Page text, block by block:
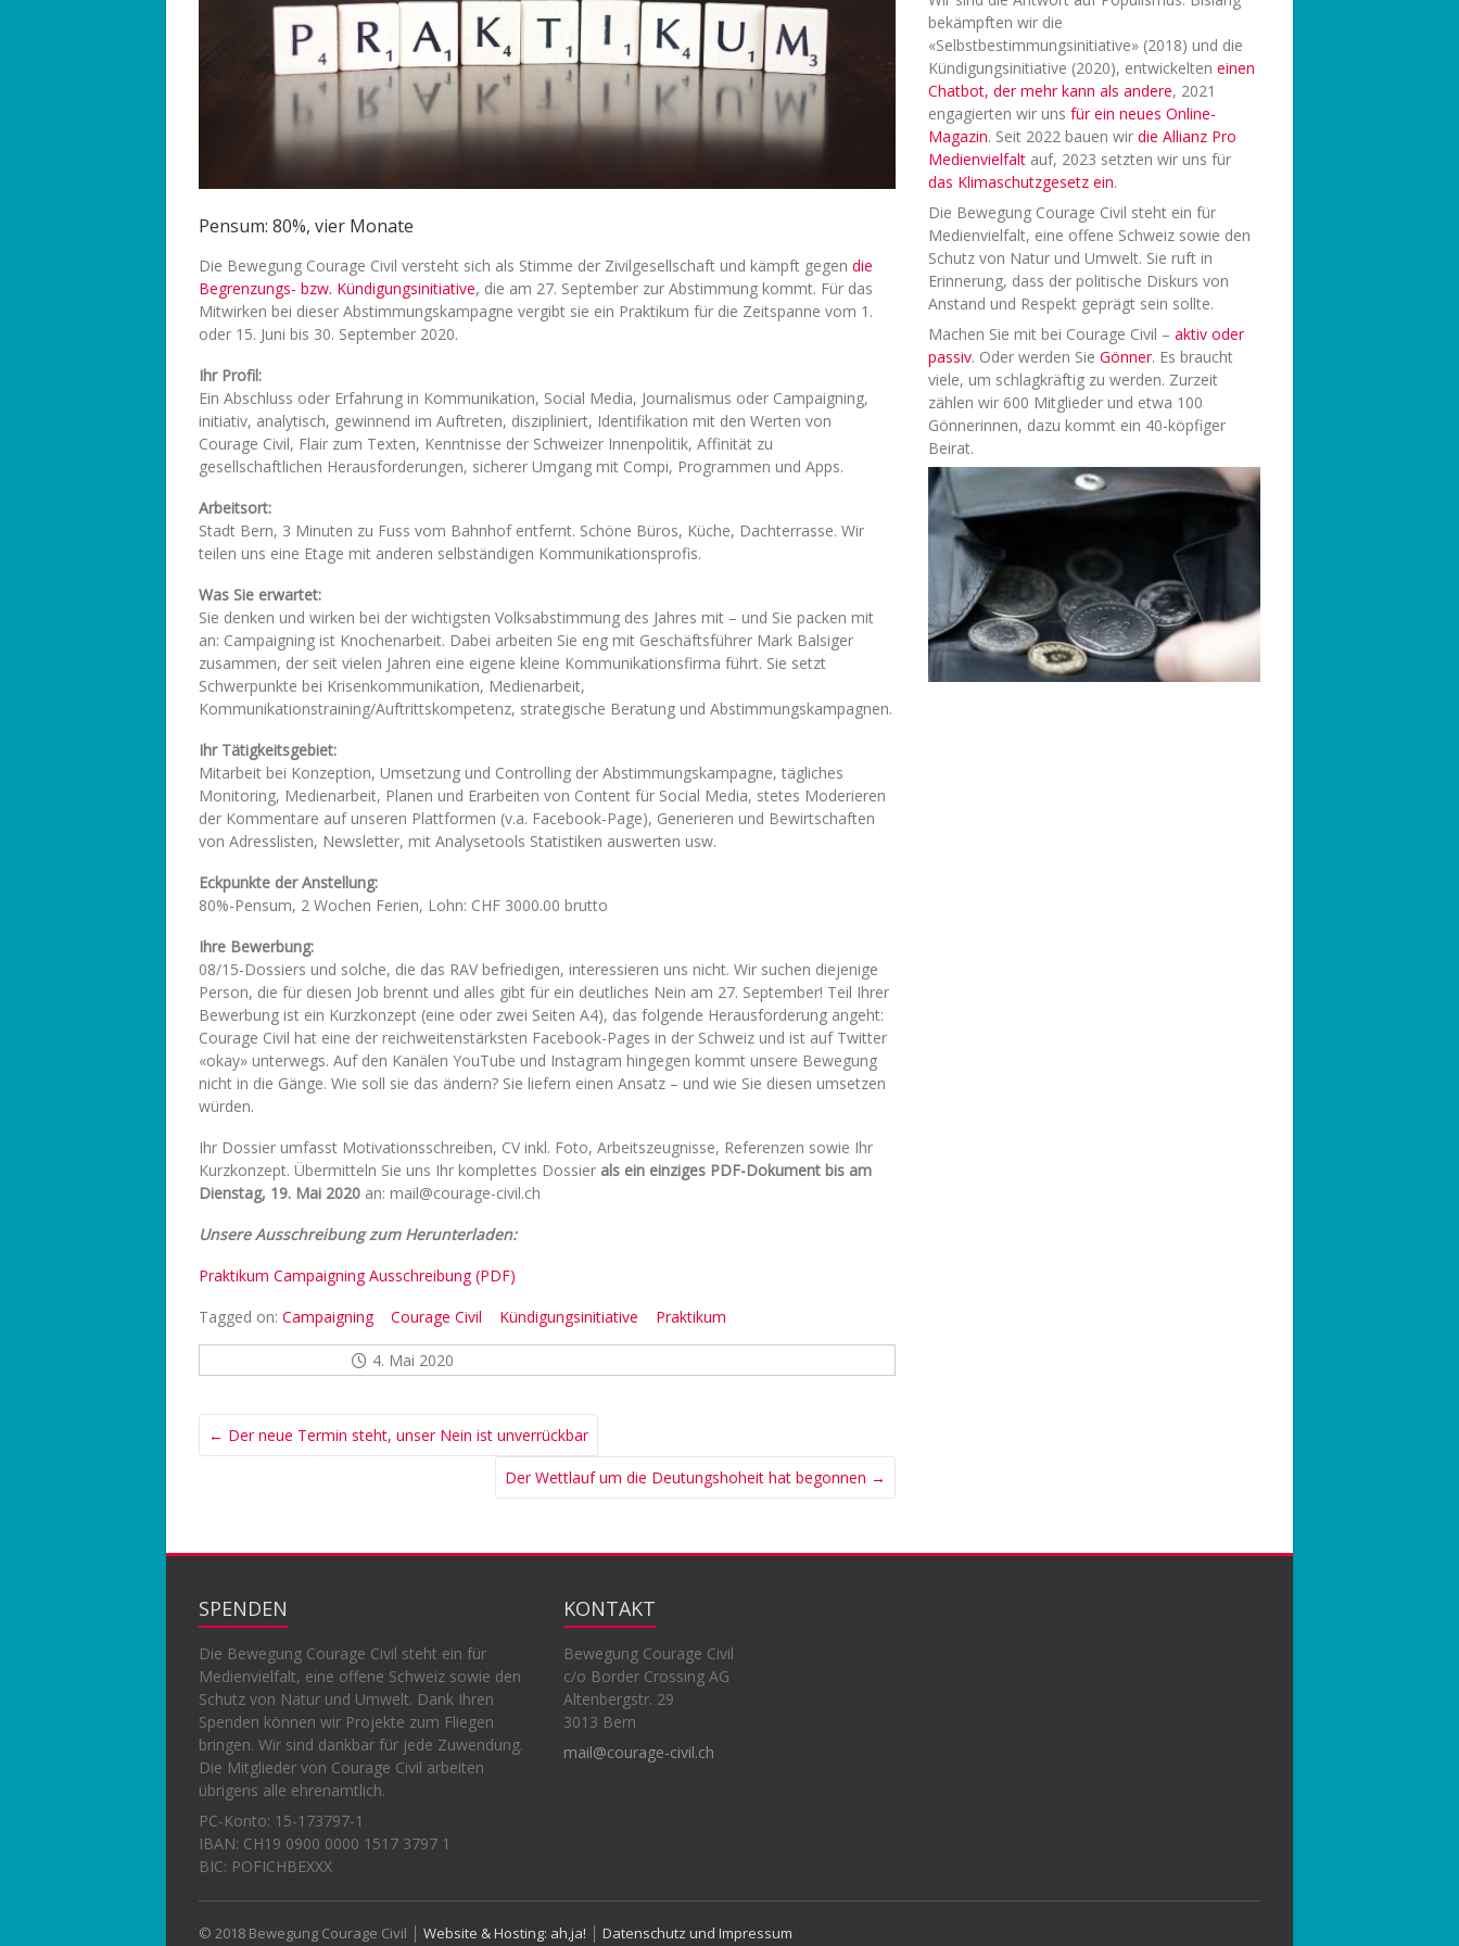
Pensum: 80%, vier Monate
Die Bewegung Courage Civil versteht sich als Stimme der Zivilgesellschaft und kämpft gegen die
Begrenzungs- bzw. Kündigungsinitiative, die am 27. September zur Abstimmung kommt. Für das
Mitwirken bei dieser Abstimmungskampagne vergibt sie ein Praktikum für die Zeitspanne vom 1.
oder 15. Juni bis 30. September 2020.
Ihr Profil:
Ein Abschluss oder Erfahrung in Kommunikation, Social Media, Journalismus oder Campaigning,
initiativ, analytisch, gewinnend im Auftreten, diszipliniert, Identifikation mit den Werten von
Courage Civil, Flair zum Texten, Kenntnisse der Schweizer Innenpolitik, Affinität zu
gesellschaftlichen Herausforderungen, sicherer Umgang mit Compi, Programmen und Apps.
Arbeitsort:
Stadt Bern, 3 Minuten zu Fuss vom Bahnhof entfernt. Schöne Büros, Küche, Dachterrasse. Wir
teilen uns eine Etage mit anderen selbständigen Kommunikationsprofis.
Was Sie erwartet:
Sie denken und wirken bei der wichtigsten Volksabstimmung des Jahres mit – und Sie packen mit
an: Campaigning ist Knochenarbeit. Dabei arbeiten Sie eng mit Geschäftsführer Mark Balsiger
zusammen, der seit vielen Jahren eine eigene kleine Kommunikationsfirma führt. Sie setzt
Schwerpunkte bei Krisenkommunikation, Medienarbeit,
Kommunikationstraining/Auftrittskompetenz, strategische Beratung und Abstimmungskampagnen.
Ihr Tätigkeitsgebiet:
Mitarbeit bei Konzeption, Umsetzung und Controlling der Abstimmungskampagne, tägliches
Monitoring, Medienarbeit, Planen und Erarbeiten von Content für Social Media, stetes Moderieren
der Kommentare auf unseren Plattformen (v.a. Facebook-Page), Generieren und Bewirtschaften
von Adresslisten, Newsletter, mit Analysetools Statistiken auswerten usw.
Eckpunkte der Anstellung:
80%-Pensum, 2 Wochen Ferien, Lohn: CHF 3000.00 brutto
Ihre Bewerbung:
08/15-Dossiers und solche, die das RAV befriedigen, interessieren uns nicht. Wir suchen diejenige
Person, die für diesen Job brennt und alles gibt für ein deutliches Nein am 27. September! Teil Ihrer
Bewerbung ist ein Kurzkonzept (eine oder zwei Seiten A4), das folgende Herausforderung angeht:
Courage Civil hat eine der reichweitenstärksten Facebook-Pages in der Schweiz und ist auf Twitter
«okay» unterwegs. Auf den Kanälen YouTube und Instagram hingegen kommt unsere Bewegung
nicht in die Gänge. Wie soll sie das ändern? Sie liefern einen Ansatz – und wie Sie diesen umsetzen
würden.
Ihr Dossier umfasst Motivationsschreiben, CV inkl. Foto, Arbeitszeugnisse, Referenzen sowie Ihr
Kurzkonzept. Übermitteln Sie uns Ihr komplettes Dossier als ein einziges PDF-Dokument bis am
Dienstag, 19. Mai 2020 an: mail@courage-civil.ch
Unsere Ausschreibung zum Herunterladen:
Praktikum Campaigning Ausschreibung (PDF)
Tagged on: Campaigning Courage Civil Kündigungsinitiative Praktikum
4. Mai 2020
← Der neue Termin steht, unser Nein ist unverrückbar
Der Wettlauf um die Deutungshoheit hat begonnen →
bekämpften wir die
«Selbstbestimmungsinitiative» (2018) und die
Kündigungsinitiative (2020), entwickelteneinen
Chatbot, der mehr kann als andere, 2021
engagierten wir unsfür ein neues Online-
Magazin. Seit 2022 bauen wirdie Allianz Pro
Medienvielfalt auf, 2023 setzten wir uns für
das Klimaschutzgesetz ein.
Die Bewegung Courage Civil steht ein für
Medienvielfalt, eine offene Schweiz sowie den
Schutz von Natur und Umwelt. Sie ruft in
Erinnerung, dass der politische Diskurs von
Anstand und Respekt geprägt sein sollte.
Machen Sie mit bei Courage Civil –aktiv oder
passiv. Oder werden SieGönner. Es braucht
viele, um schlagkräftig zu werden. Zurzeit
zählen wir 600 Mitglieder und etwa 100
Gönnerinnen, dazu kommt ein 40-köpfiger
Beirat.
SPENDEN
Die Bewegung Courage Civil steht ein für
Medienvielfalt, eine offene Schweiz sowie den
Schutz von Natur und Umwelt. Dank Ihren
Spenden können wir Projekte zum Fliegen
bringen. Wir sind dankbar für jede Zuwendung.
Die Mitglieder von Courage Civil arbeiten
übrigens alle ehrenamtlich.
PC-Konto: 15-173797-1
IBAN: CH19 0900 0000 1517 3797 1
BIC: POFICHBEXXX
KONTAKT
Bewegung Courage Civil
c/o Border Crossing AG
Altenbergstr. 29
3013 Bern
mail@courage-civil.ch
© 2018 Bewegung Courage Civil │ Website & Hosting: ah,ja! Datenschutz und Impressum